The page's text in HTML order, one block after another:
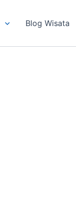
Blog Wisata